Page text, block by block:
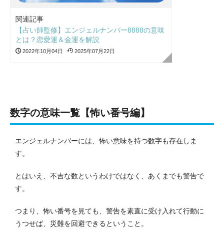
関連記事
【占い師監修】エンジェルナンバー8888の意味
とは？恋愛運＆金運を解説
2022年10月04日 2025年07月22日
数字の意味一覧【怖い番号編】
エンジェルナンバーには、怖い意味を持つ数字も存在しま
す。
とはいえ、不吉な数というわけではなく、あくまでも警告で
す。
つまり、怖い番号を見ても、警告を素直に受け入れて行動に
うつせば、災難を回避できるということ。